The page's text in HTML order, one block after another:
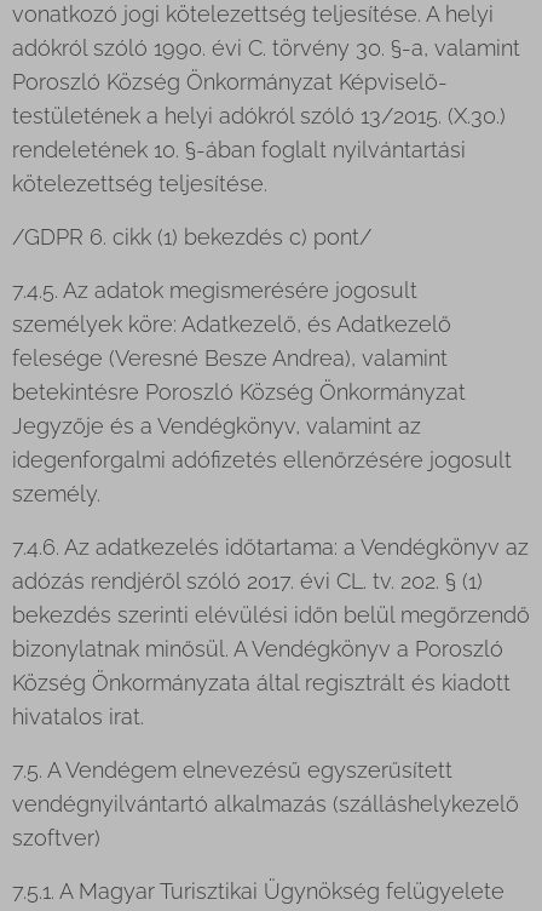
vonatkozó jogi kötelezettség teljesítése. A helyi
adókról szóló 1990. évi C. törvény 30. §-a, valamint
Poroszló Község Önkormányzat Képviselő-
testületének a helyi adókról szóló 13/2015. (X.30.)
rendeletének 10. §-ában foglalt nyilvántartási
kötelezettség teljesítése.
/GDPR 6. cikk (1) bekezdés c) pont/
7.4.5. Az adatok megismerésére jogosult
személyek köre: Adatkezelő, és Adatkezelő
felesége (Veresné Besze Andrea), valamint
betekintésre Poroszló Község Önkormányzat
Jegyzője és a Vendégkönyv, valamint az
idegenforgalmi adófizetés ellenőrzésére jogosult
személy.
7.4.6. Az adatkezelés időtartama: a Vendégkönyv az
adózás rendjéről szóló 2017. évi CL. tv. 202. § (1)
bekezdés szerinti elévülési időn belül megőrzendő
bizonylatnak minősül. A Vendégkönyv a Poroszló
Község Önkormányzata által regisztrált és kiadott
hivatalos irat.
7.5. A Vendégem elnevezésű egyszerűsített
vendégnyilvántartó alkalmazás (szálláshelykezelő
szoftver)
7.5.1. A Magyar Turisztikai Ügynökség felügyelete